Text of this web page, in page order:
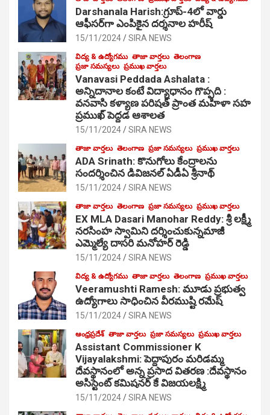
Darshanala Harish:గ్రూప్-4లో వార్డు
ఆఫీసర్‌గా ఎంపికైన దర్శనాల హరీష్
15/11/2024 SIRA NEWS
విద్య & ఉద్యోగము తాజా వార్తలు తెలంగాణ
ప్రజా సమస్యలు ప్రముఖ వార్తలు
Vanavasi Peddada Ashalata :
అన్నిదానాల కంటే విద్యాధానం గొప్పది :
వనవాసి కళ్యాణ పరిషత్ ప్రాంత మహిళా సహ
ప్రముఖ్ పెద్దడ ఆశాలత
15/11/2024 SIRA NEWS
తాజా వార్తలు తెలంగాణ ప్రజా సమస్యలు ప్రముఖ వార్తలు
ADA Srinath: కొనుగోలు కేంద్రాల‌ను
సంద‌ర్శించిన డివిజనల్ ఏడీఏ శ్రీనాథ్
15/11/2024 SIRA NEWS
తాజా వార్తలు తెలంగాణ ప్రజా సమస్యలు ప్రముఖ వార్తలు
EX MLA Dasari Manohar Reddy: శ్రీ లక్ష్మీ
నరసింహ స్వామిని దర్శించుకున్నమాజీ
ఎమ్మెల్యే దాసరి మనోహర్ రెడ్డి
15/11/2024 SIRA NEWS
విద్య & ఉద్యోగము తాజా వార్తలు తెలంగాణ ప్రముఖ వార్తలు
Veeramushti Ramesh: మూడు ప్రభుత్వ
ఉద్యోగాలు సాధించిన వీరముష్టి రమేష్
15/11/2024 SIRA NEWS
ఆంధ్రప్రదేశ్ తాజా వార్తలు ప్రజా సమస్యలు ప్రముఖ వార్తలు
Assistant Commissioner K
Vijayalakshmi: పెద్దాపురం మరిడమ్మ
దేవస్థానంలో అన్న ప్రసాద వితరణ :దేవస్థానం
అసిస్టెంట్ కమిషనర్ కే విజయలక్ష్మి
15/11/2024 SIRA NEWS